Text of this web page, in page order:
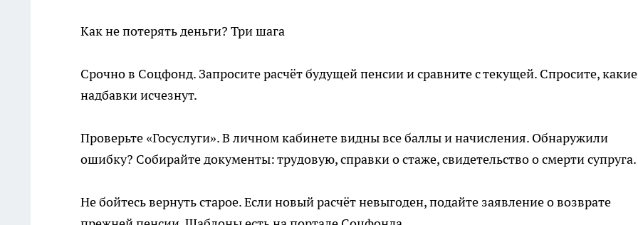
Как не потерять деньги? Три шага
Срочно в Соцфонд. Запросите расчёт будущей пенсии и сравните с текущей. Спросите, какие
надбавки исчезнут.
Проверьте «Госуслуги». В личном кабинете видны все баллы и начисления. Обнаружили
ошибку? Собирайте документы: трудовую, справки о стаже, свидетельство о смерти супруга.
Не бойтесь вернуть старое. Если новый расчёт невыгоден, подайте заявление о возврате